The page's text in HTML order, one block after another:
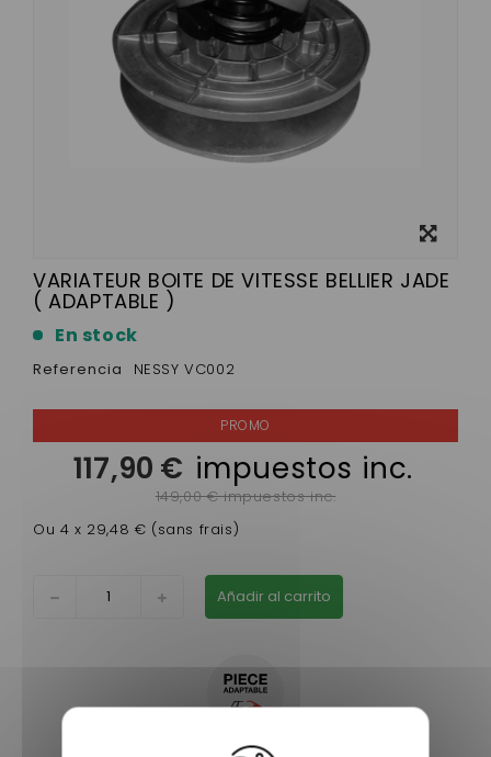
VARIATEUR BOITE DE VITESSE BELLIER JADE
( ADAPTABLE )
En stock
Referencia NESSY VC002
117,90 € impuestos inc.
149,00 € impuestos inc.
Ou 4 x 29,48 € (sans frais)
Añadir al carrito